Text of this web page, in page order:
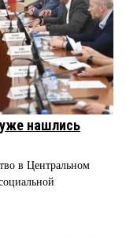
нашлись
в Центральном